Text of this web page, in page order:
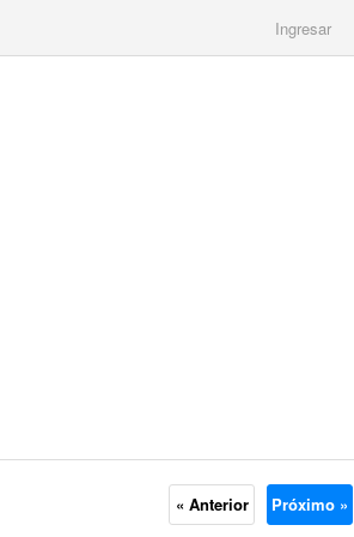
Ingresar
« Anterior Próximo »